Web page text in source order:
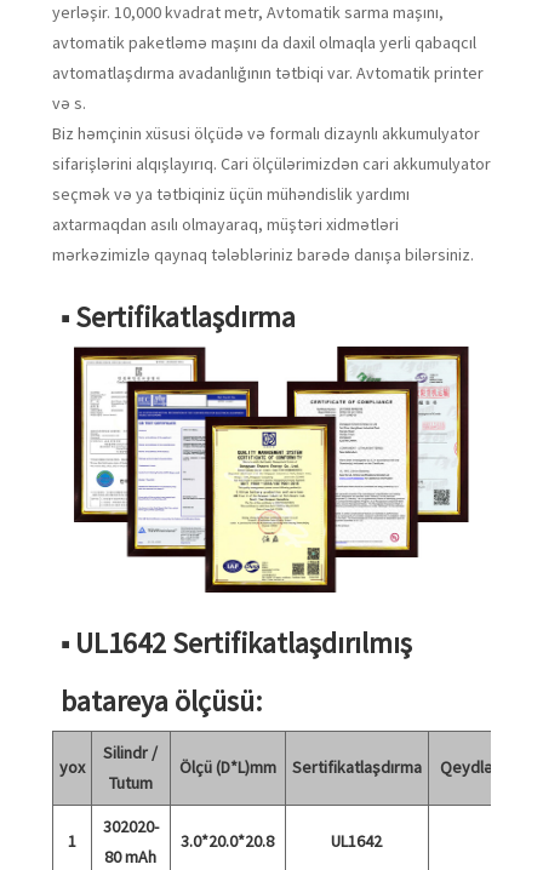
yerləşir. 10,000 kvadrat metr, Avtomatik sarma maşını,
avtomatik paketləmə maşını da daxil olmaqla yerli qabaqcıl
avtomatlaşdırma avadanlığının tətbiqi var. Avtomatik printer
və s.
Biz həmçinin xüsusi ölçüdə və formalı dizaynlı akkumulyator
sifarişlərini alqışlayırıq. Cari ölçülərimizdən cari akkumulyator
seçmək və ya tətbiqiniz üçün mühəndislik yardımı
axtarmaqdan asılı olmayaraq, müştəri xidmətləri
mərkəzimizlə qaynaq tələbləriniz barədə danışa bilərsiniz.
■ Sertifikatlaşdırma
■ UL1642 Sertifikatlaşdırılmış
batareya ölçüsü:
yox
Silindr /
Tutum
Ölçü (D*L)mm Sertifikatlaşdırma Qeydlər
1
302020-
80 mAh
3.0*20.0*20.8 UL1642